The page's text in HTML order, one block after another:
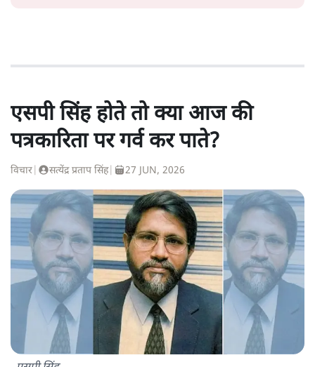
एसपी सिंह होते तो क्या आज की
पत्रकारिता पर गर्व कर पाते?
विचार सत्येंद्र प्रताप सिंह| 27 JUN, 2026